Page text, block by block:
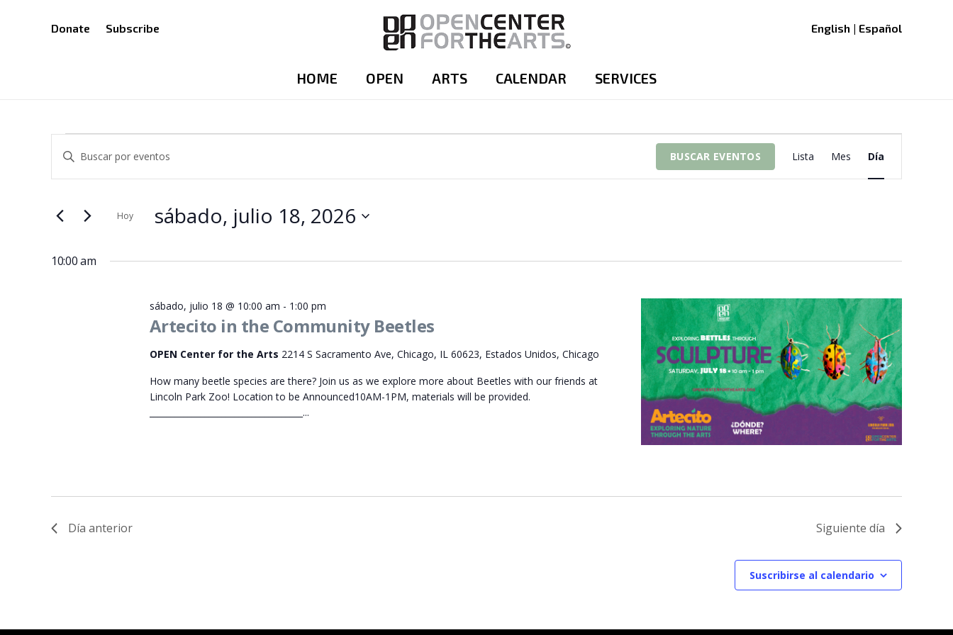
Donate Subscribe English | Español
HOME OPEN ARTS CALENDAR SERVICES
Eventos
En
Sábado,
Navegación
de
búsqueda
y
Eventos
Introduce
clave.
BUSCAR EVENTOS
de
Evento
Lista Mes Día
Hoy sábado, julio 18, 2026
la
10:00 am
Artecito in the Community Beetles
sábado, julio 18 @ 10:00 am - 1:00 pm
OPEN Center for the Arts 2214 S Sacramento Ave, Chicago, IL 60623, Estados Unidos, Chicago
How many beetle species are there? Join us as we explore more about Beetles with our friends at
Lincoln Park Zoo! Location to be Announced10AM-1PM, materials will be provided.
____________________________________...
Día anterior Siguiente día
Suscribirse al calendario